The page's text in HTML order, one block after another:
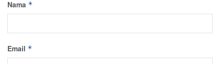
Nama *
Email *